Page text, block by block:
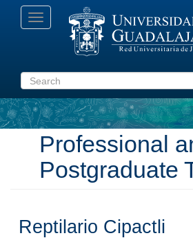
Toggle
navigation
Search
Professional
Postgraduate
Reptilario Cipactli